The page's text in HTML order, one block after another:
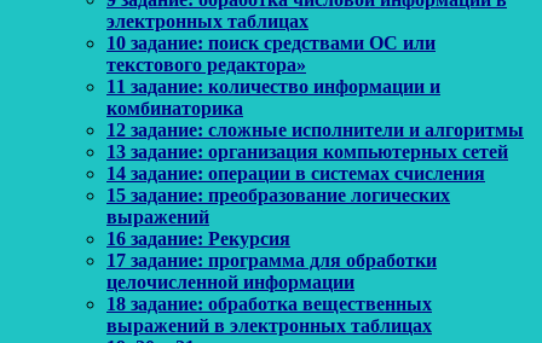
электронных таблицах
10 задание: поиск средствами ОС или
текстового редактора»
11 задание: количество информации и
комбинаторика
12 задание: сложные исполнители и алгоритмы
13 задание: организация компьютерных сетей
14 задание: операции в системах счисления
15 задание: преобразование логических
выражений
16 задание: Рекурсия
17 задание: программа для обработки
целочисленной информации
18 задание: обработка вещественных
выражений в электронных таблицах